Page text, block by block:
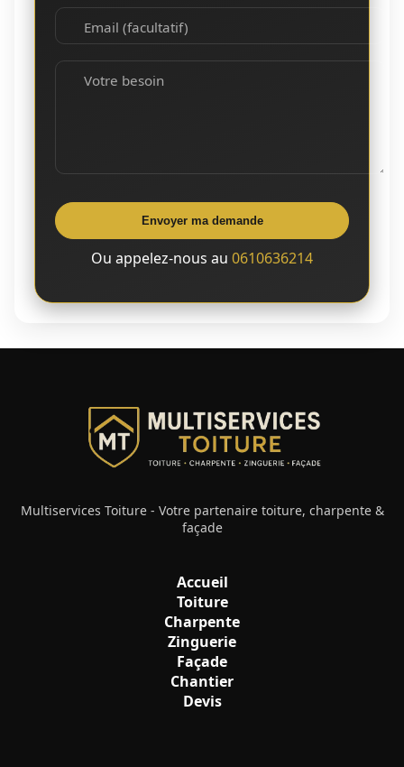
Email (facultatif)
Votre besoin
Envoyer ma demande
Ou appelez-nous au 0610636214
Multiservices Toiture - Votre partenaire toiture, charpente &
façade
Accueil
Toiture
Charpente
Zinguerie
Façade
Chantier
Devis